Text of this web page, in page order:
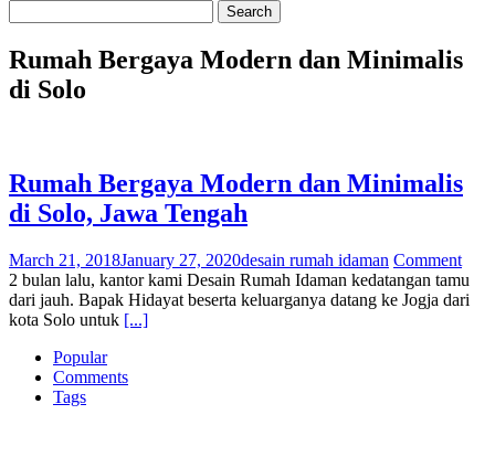
Rumah Bergaya Modern dan Minimalis
di Solo
Rumah Bergaya Modern dan Minimalis
di Solo, Jawa Tengah
March 21, 2018January 27, 2020desain rumah idaman Comment
2 bulan lalu, kantor kami Desain Rumah Idaman kedatangan tamu
dari jauh. Bapak Hidayat beserta keluarganya datang ke Jogja dari
kota Solo untuk [...]
Popular
Comments
Tags